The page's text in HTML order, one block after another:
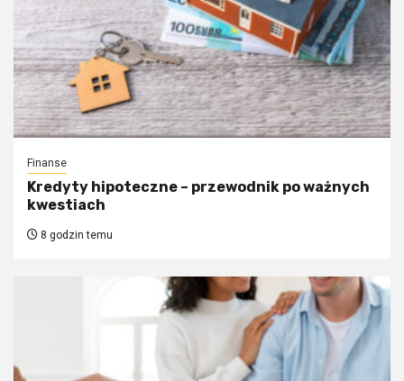
Finanse
Kredyty hipoteczne – przewodnik po ważnych
kwestiach
8 godzin temu